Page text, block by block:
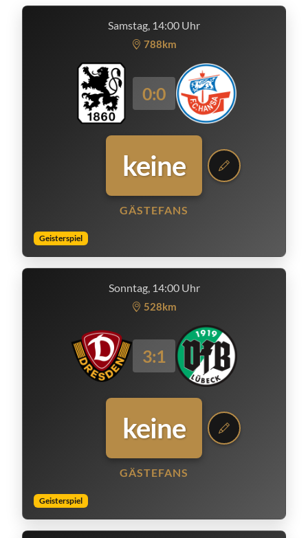
Samstag, 14:00 Uhr
788km
0:0
keine
GÄSTEFANS
Geisterspiel
Sonntag, 14:00 Uhr
528km
3:1
keine
GÄSTEFANS
Geisterspiel